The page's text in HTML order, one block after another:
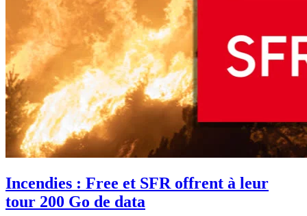
Incendies : Free et SFR offrent à leur
tour 200 Go de data